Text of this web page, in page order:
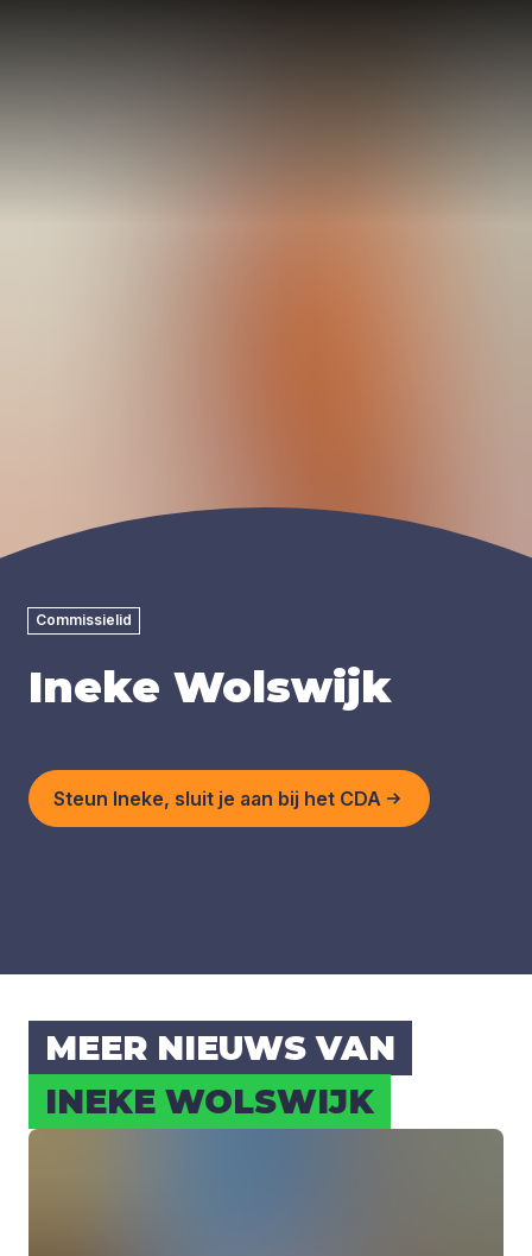
Commissielid
Ineke Wolswijk
Steun Ineke, sluit je aan bij het CDA
MEER NIEUWS VAN
INE­KE WOLS­WIJK